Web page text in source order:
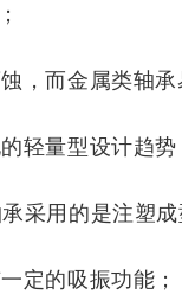
，而金属类轴承
轻量型设计趋势
采用的是注塑成
定的吸振功能；